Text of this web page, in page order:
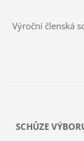
Výroční členská
SCHŮZE